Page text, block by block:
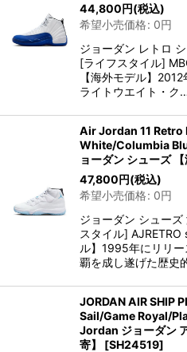
44,800円(税込)
希望小売価格: 0円
ジョーダン レトロ
[ライフスタイル]
【海外モデル】
ライトウエイト・ク
Air Jordan 11 Retro
White/Columbia
ョーダン シューズ 【
47,800円(税込)
希望小売価格: 0円
ジョーダン シュー
スタイル] AJRETRO
ル】1995年にリリ
覇を成し遂げた歴史
JORDAN AIR SHIP
Sail/Game Royal/
Jordan ジョーダン
寄】
[SH24519]